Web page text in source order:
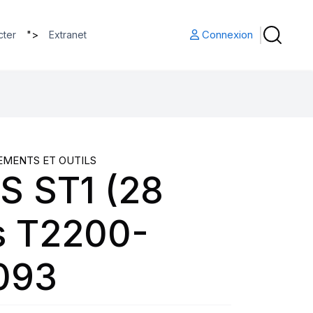
"> Extranet Connexion
ET OUTILS
ST1 (28
T2200-